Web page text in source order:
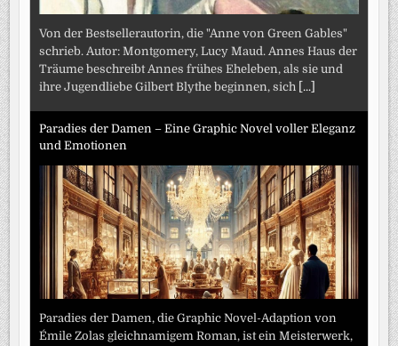
Von der Bestsellerautorin, die "Anne von Green Gables"
schrieb. Autor: Montgomery, Lucy Maud. Annes Haus der
Träume beschreibt Annes frühes Eheleben, als sie und
ihre Jugendliebe Gilbert Blythe beginnen, sich [...]
Paradies der Damen – Eine Graphic Novel voller Eleganz
und Emotionen
Paradies der Damen, die Graphic Novel-Adaption von
Émile Zolas gleichnamigem Roman, ist ein Meisterwerk,